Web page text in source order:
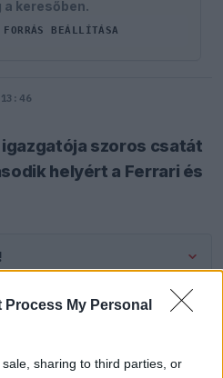
Process My Personal
sharing to third parties, or
keresőben.
FORRÁS BEÁLLÍTÁSA
szoros csatát
helyért a Ferrari és
James Allison